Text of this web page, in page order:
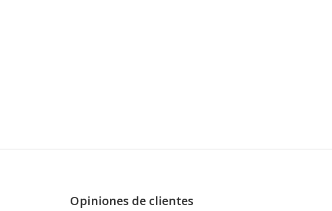
Opiniones de clientes